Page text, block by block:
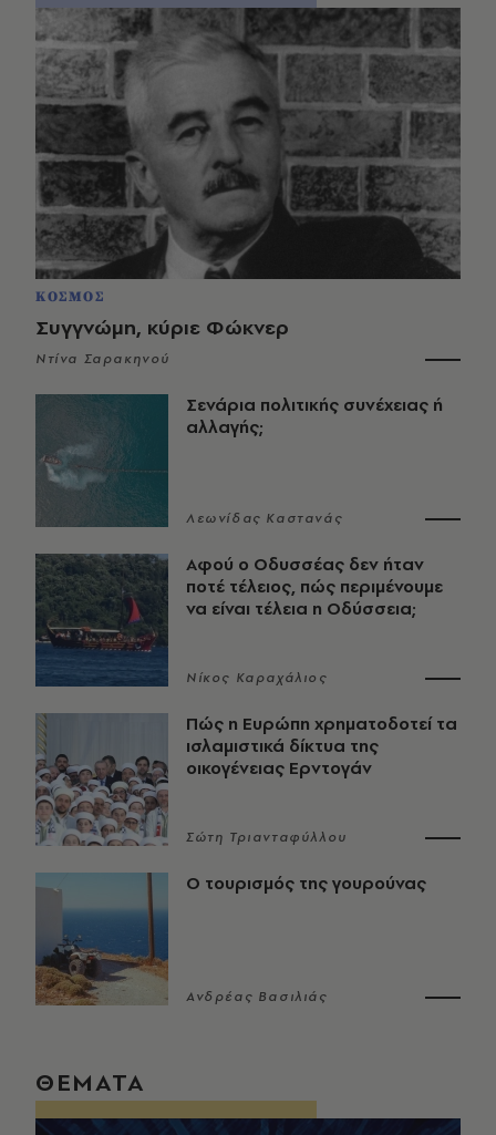
ΚΟΣΜΟΣ
Συγγνώμη, κύριε Φώκνερ
Ντίνα Σαρακηνού
Σενάρια πολιτικής συνέχειας ή
αλλαγής;
Λεωνίδας Καστανάς
Αφού ο Οδυσσέας δεν ήταν
ποτέ τέλειος, πώς περιμένουμε
να είναι τέλεια η Οδύσσεια;
Νίκος Καραχάλιος
Πώς η Ευρώπη χρηματοδοτεί τα
ισλαμιστικά δίκτυα της
οικογένειας Ερντογάν
Σώτη Τριανταφύλλου
Ο τουρισμός της γουρούνας
Ανδρέας Βασιλιάς
ΘΕΜΑΤΑ